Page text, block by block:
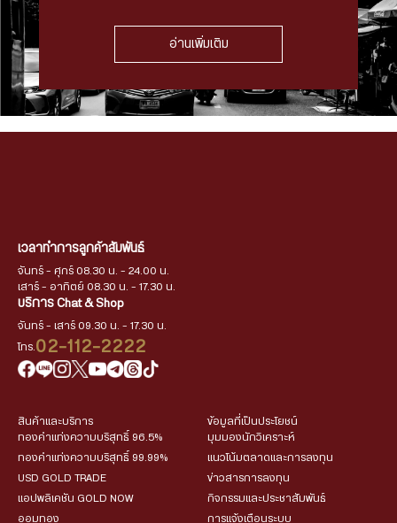
อ่านเพิ่มเติม
เวลาทำการลูกค้าสัมพันธ์
จันทร์ - ศุกร์ 08.30 น. - 24.00 น.
เสาร์ - อาทิตย์ 08.30 น. - 17.30 น.
บริการ Chat & Shop
จันทร์ - เสาร์ 09.30 น. - 17.30 น.
โทร. 02-112-2222
สินค้าและบริการ
ทองคำแท่งความบริสุทธิ์ 96.5%
ทองคำแท่งความบริสุทธิ์ 99.99%
USD GOLD TRADE
แอปพลิเคชัน GOLD NOW
ออมทอง
ข้อมูลที่เป็นประโยชน์
มุมมองนักวิเคราะห์
แนวโน้มตลาดและการลงทุน
ข่าวสารการลงทุน
กิจกรรมและประชาสัมพันธ์
การแจ้งเตือนระบบ